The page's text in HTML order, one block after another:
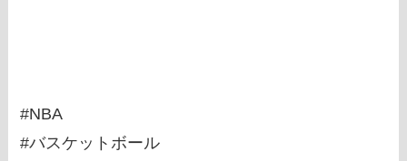
#NBA
#バスケットボール